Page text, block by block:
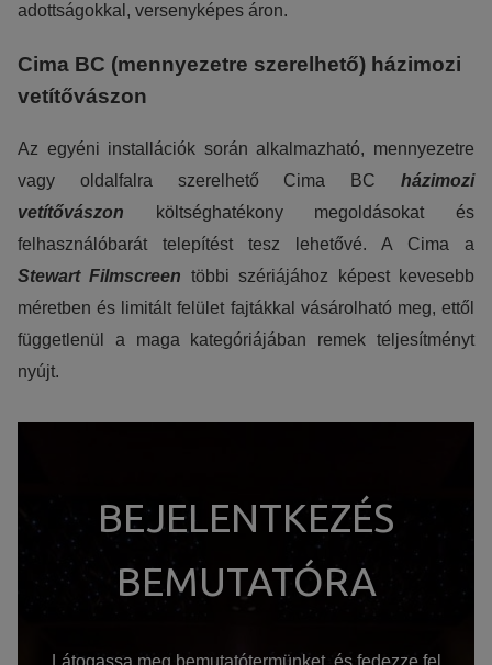
adottságokkal, versenyképes áron.
Cima BC (mennyezetre szerelhető) házimozi
vetítővászon
Az egyéni installációk során alkalmazható, mennyezetre
vagy oldalfalra szerelhető Cima BC házimozi
vetítővászon költséghatékony megoldásokat és
felhasználóbarát telepítést tesz lehetővé. A Cima a
Stewart Filmscreen többi szériájához képest kevesebb
méretben és limitált felület fajtákkal vásárolható meg, ettől
függetlenül a maga kategóriájában remek teljesítményt
nyújt.
BEJELENTKEZÉS
BEMUTATÓRA